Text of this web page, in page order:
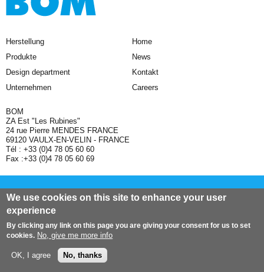
Herstellung
Produkte
Design department
Unternehmen
Home
News
Kontakt
Careers
BOM
ZA Est "Les Rubines"
24 rue Pierre MENDES FRANCE
69120 VAULX-EN-VELIN - FRANCE
Tél : +33 (0)4 78 05 60 60
Fax :+33 (0)4 78 05 60 69
Sitemap Legal information and GTS
We use cookies on this site to enhance your user
experience
By clicking any link on this page you are giving your consent for us to set
cookies. No, give me more info
OK, I agree No, thanks